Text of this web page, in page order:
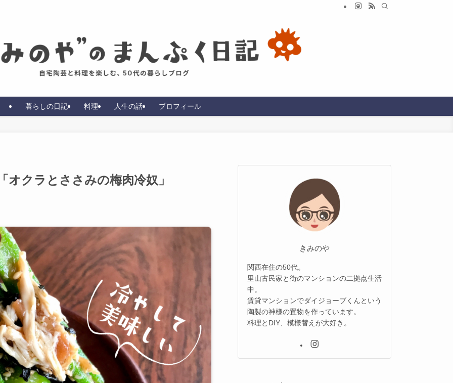
暮らしの日記 料理 人生の話 プロフィール
クラとささみの梅肉冷奴」
きみのや
関西在住の50代。
里山古民家と街のマンションの二拠点生活
中。
賃貸マンションでダイジョーブくんという
陶製の神様の置物を作っています。
料理とDIY、模様替えが大好き。